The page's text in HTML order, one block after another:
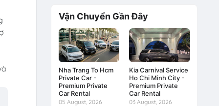
Vận Chuyển Gần Đây
Nha Trang To Hcm
Private Car -
Premium Private
Car Rental
05 August, 2026
Kia Carnival Service
Ho Chi Minh City -
Premium Private
Car Rental
03 August, 2026